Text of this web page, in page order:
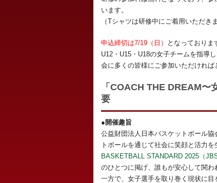
います。
（Tシャツは研修中にご着用いただき
申込締切は7/19（日）
となっておりま
U12・U15・U18の女子チームを指導
会に多くの皆様にご参加いただければ
「COACH THE DREAM
要
●開催趣旨
公益財団法人日本バスケットボール
トボールを通じて社会に笑顔と活力
BASKETBALL STANDARD 2025（
のひとつに掲げ、誰もが安心して関わ
一方で、女子選手を取り巻く現状に